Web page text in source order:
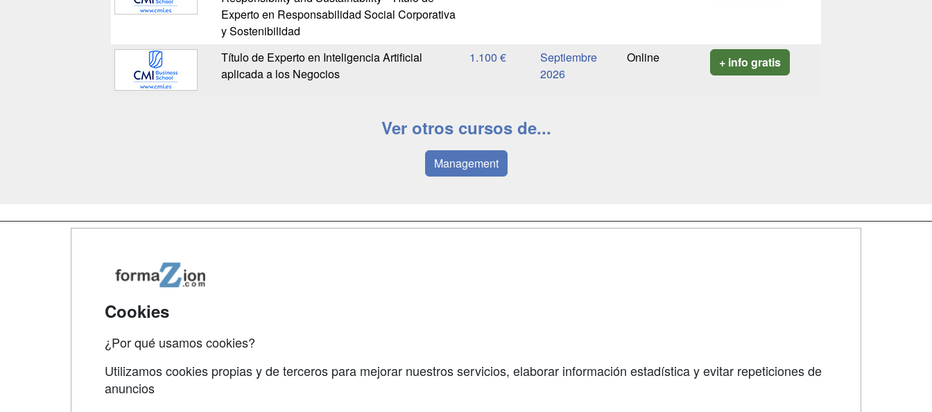
Experto en Responsabilidad Social Corporativa
y Sostenibilidad
Título de Experto en Inteligencia Artificial
aplicada a los Negocios
1.100 €
Septiembre
2026
Online + info gratis
Ver otros cursos de...
Management
Cookies
¿Por qué usamos cookies?
Utilizamos cookies propias y de terceros para mejorar nuestros servicios, elaborar información estadística y evitar repeticiones de
anuncios